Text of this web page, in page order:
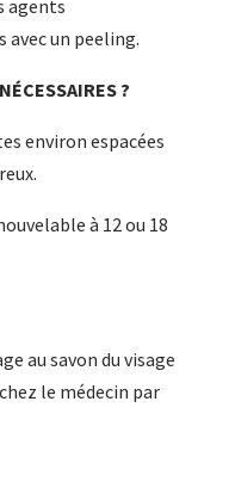
agents
un peeling.
?
environ espacées
à 12 ou 18
au savon du visage
le médecin par